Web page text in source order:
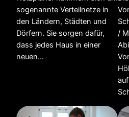
sogenannte Verteilnetze in
den Ländern, Städten und
Dörfern. Sie sorgen dafür,
dass jedes Haus in einer
neuen…
/